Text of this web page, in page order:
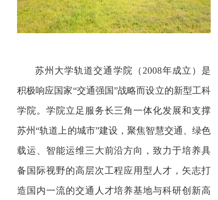
苏州大学轨道交通学院（ 2008年成立）是
积极响应国家“交通强国”战略而设立的新型工科
学院。学院立足服务长三角一体化发展和支撑
苏州“轨道上的城市”建设，聚焦智慧交通、绿色
载运、智能运维三大前沿方向，致力于培养具
备国际视野的高层次工程应用型人才，矢志打
造国内一流的交通人才培养基地与科研创新高